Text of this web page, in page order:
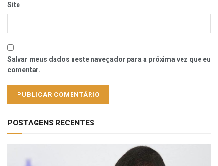
Site
Salvar meus dados neste navegador para a próxima vez que eu
comentar.
POSTAGENS RECENTES